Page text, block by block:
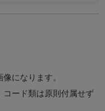
になります。
ード類は原則付属せず